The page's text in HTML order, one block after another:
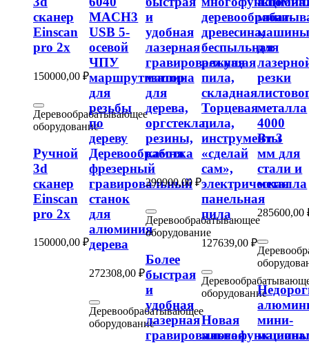
сканер
Einscan
pro 2x
150000,00 ₽
Деревообрабатывающее
оборудование
Ручной
3d
сканер
Einscan
pro 2x
150000,00 ₽
MACH3
USB 5-
осевой
ЧПУ
маршрутизатор
для
резьбы
по
дереву
Деревообработка
фрезерный
гравировальный
станок
для
алюминия
дерева
272308,00₽
Деревообрабатывающее
оборудование
и
удобная
лазерная
гравировальная
машина
для
дерева,
оргстекла,
резины,
камня
299900,00 ₽
Деревообрабатывающее
оборудование
Более
быстрая
и
удобная
лазерная
гравировальная
древесина,
беспыльная
режущая
пила,
складная
Торцевая
пила,
инструменты
«сделай
сам»,
электрическая
панельная
пила
127639,00 ₽
оборудование
Новая
мини-
для
резки
металла
4000
Вт 3
мм для
стали и
металла
285600,00
мини-